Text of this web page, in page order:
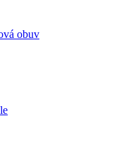
obuv